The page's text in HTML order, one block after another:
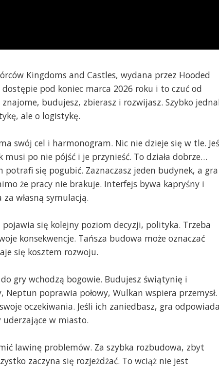
Kingdoms and Castles, wydana przez Hooded
dostępie pod koniec marca 2026 roku i to czuć od
budujesz, zbierasz i rozwijasz. Szybko
ale o logistykę.
swój cel i harmonogram. Nic nie dzieje się w tle.
po nie pójść i je przynieść. To działa dobrze…
potrafi się pogubić. Zaznaczasz jeden budynek, a gra
że pracy nie brakuje. Interfejs bywa kapryśny i
własną symulacją.
się kolejny poziom decyzji, polityka. Trzeba
konsekwencje. Tańsza budowa może oznaczać
się kosztem rozwoju.
gry wchodzą bogowie. Budujesz świątynię i
poprawia połowy, Wulkan wspiera przemysł.
oczekiwania. Jeśli ich zaniedbasz, gra odpowiada
w miasto.
lawinę problemów. Za szybka rozbudowa, zbyt
zaczyna się rozjeżdżać. To wciąż nie jest